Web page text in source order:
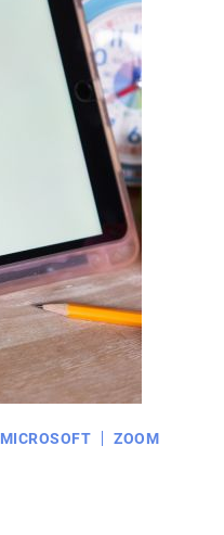
MICROSOFT ZOOM